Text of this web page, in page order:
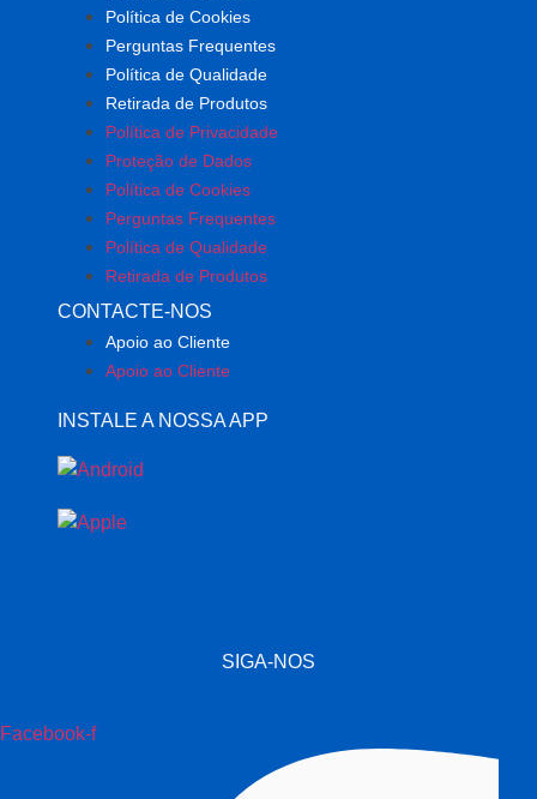
Política de Cookies
Perguntas Frequentes
Política de Qualidade
Retirada de Produtos
Política de Privacidade
Proteção de Dados
Política de Cookies
Perguntas Frequentes
Política de Qualidade
Retirada de Produtos
CONTACTE-NOS
Apoio ao Cliente
Apoio ao Cliente
INSTALE A NOSSA APP
SIGA-NOS
Facebook-f